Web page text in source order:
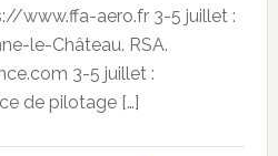
www.ffa-aero.fr 3-5 juillet :
le-Château. RSA.
3-5 juillet :
de pilotage […]